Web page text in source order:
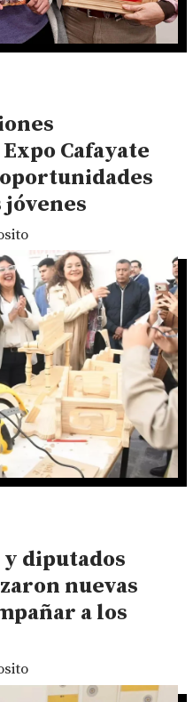
Cafayate
jóvenes
diputados
nuevas
a los